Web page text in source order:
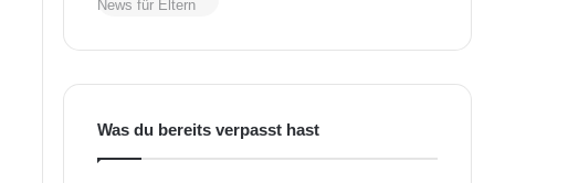
Was du bereits verpasst hast